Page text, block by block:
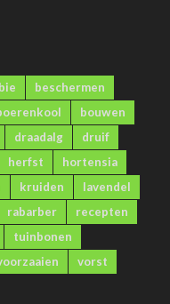
beschermen
bouwen
draadalg
druif
herfst
hortensia
kruiden
lavendel
rabarber
recepten
tuinbonen
vorst